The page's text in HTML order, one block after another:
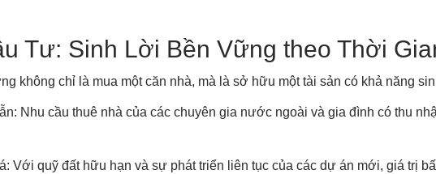
Tư: Sinh Lời Bền Vững theo Thời
không chỉ là mua một căn nhà, mà là sở hữu một tài sản có khả năng
Nhu cầu thuê nhà của các chuyên gia nước ngoài và gia đình có thu
Với quỹ đất hữu hạn và sự phát triển liên tục của các dự án mới, giá trị